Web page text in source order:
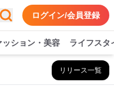
ログイン/会員登録
ッション・美容 ライフスタ
リリース一覧